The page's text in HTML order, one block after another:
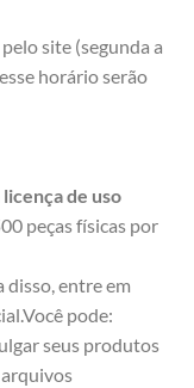
site (segunda a
horário serão
licença de uso
peças físicas por
disso, entre em
pode:
seus produtos